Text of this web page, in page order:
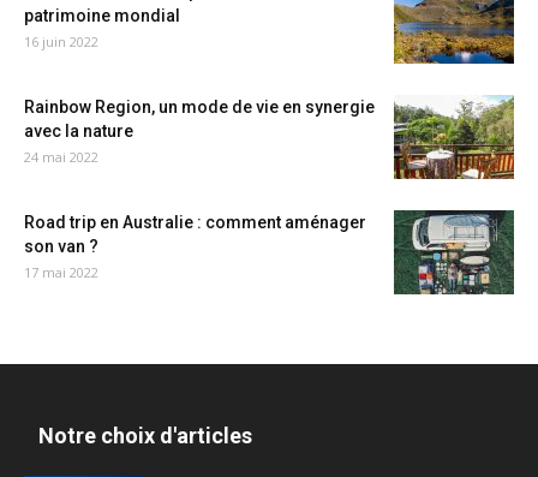
patrimoine mondial
16 juin 2022
Rainbow Region, un mode de vie en synergie
avec la nature
24 mai 2022
Road trip en Australie : comment aménager
son van ?
17 mai 2022
Notre choix d'articles